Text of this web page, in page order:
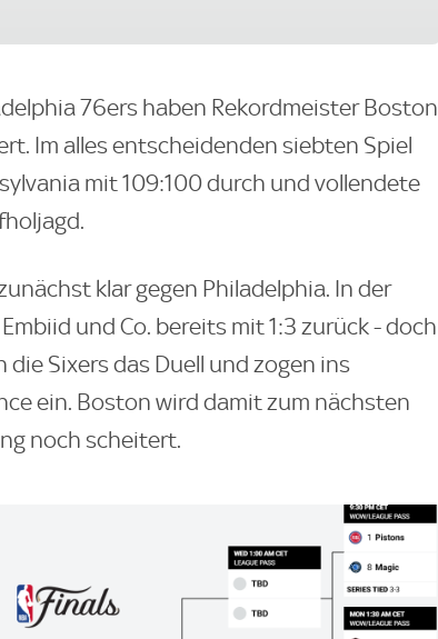
76ers haben Rekordmeister Boston
Im alles entscheidenden siebten Spiel
mit 109:100 durch und vollendete
klar gegen Philadelphia. In der
und Co. bereits mit 1:3 zurück - doch
Sixers das Duell und zogen ins
ein. Boston wird damit zum nächsten
noch scheitert.